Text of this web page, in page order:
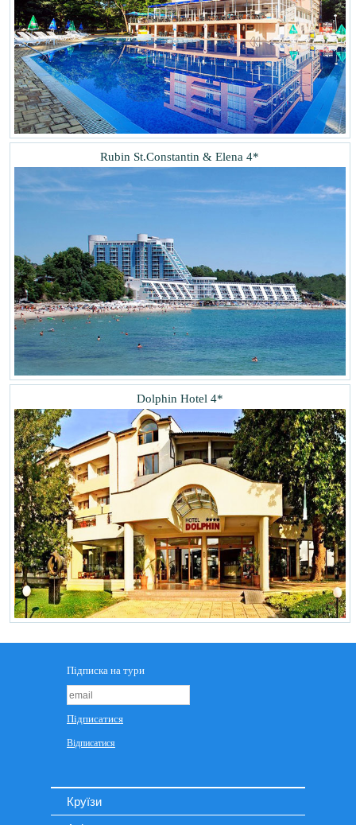
Rubin St.Constantin & Elena 4*
Dolphin Hotel 4*
Круїзи